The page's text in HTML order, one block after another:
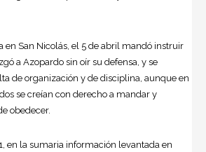
en San Nicolás, el 5 de abril mandó instruir
a Azopardo sin oír su defensa, y se
de organización y de disciplina, aunque en
se creían con derecho a mandar y
obedecer.
en la sumaria información levantada en